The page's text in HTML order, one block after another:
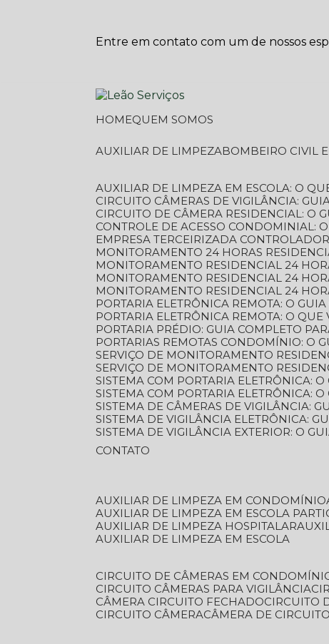
Entre em contato com um de nossos
HOME
QUEM SOMOS
AUXILIAR DE LIMPEZA
BOMBEIRO CIVIL
AUXILIAR DE LIMPEZA EM ESCOLA: O
CIRCUITO CÂMERAS DE VIGILÂNCIA:
CIRCUITO DE CÂMERA RESIDENCIAL: O
CONTROLE DE ACESSO CONDOMINIAL:
EMPRESA TERCEIRIZADA
MONITORAMENTO 24 HORAS
MONITORAMENTO RESIDENCIAL 24
MONITORAMENTO RESIDENCIAL 24
MONITORAMENTO RESIDENCIAL 24
PORTARIA ELETRÔNICA REMOTA: O
PORTARIA ELETRÔNICA REMOTA: O
PORTARIA PRÉDIO: GUIA COMPLETO
PORTARIAS REMOTAS CONDOMÍNIO: O
SERVIÇO DE MONITORAMENTO
SERVIÇO DE MONITORAMENTO
SISTEMA COM PORTARIA ELETRÔNICA:
SISTEMA COM PORTARIA ELETRÔNICA:
SISTEMA DE CÂMERAS DE VIGILÂNCIA:
SISTEMA DE VIGILÂNCIA ELETRÔNICA:
SISTEMA DE VIGILÂNCIA EXTERIOR: O
CONTATO
AUXILIAR DE LIMPEZA EM CONDOMÍNIO
AUXILIAR DE LIMPEZA EM ESCOLA
AUXILIAR DE LIMPEZA HOSPITALAR
AUXILIAR DE LIMPEZA EM ESCOLA
CIRCUITO DE CÂMERAS EM
CIRCUITO CÂMERAS PARA VIGILÂNCIA
CÂMERA CIRCUITO FECHADO
CIRCUITO
CIRCUITO CÂMERA
CÂMERA DE